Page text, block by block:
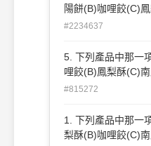
陽餅(B)咖哩餃(C)
#2234637
5. 下列產品中那一項不屬於中式麵食(A)咖
哩餃(B)鳳梨酥(C)
#815272
1. 下列產品中那一項不屬於中式麵食(A)鳳
梨酥(B)咖哩餃(C)